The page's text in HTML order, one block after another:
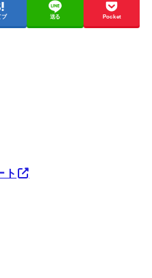
ブ 送る Pocket
ト